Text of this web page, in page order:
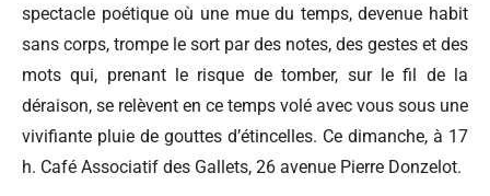
spectacle poétique où une mue du temps, devenue habit
sans corps, trompe le sort par des notes, des gestes et des
mots qui, prenant le risque de tomber, sur le fil de la
déraison, se relèvent en ce temps volé avec vous sous une
vivifiante pluie de gouttes d’étincelles. Ce dimanche, à 17
h. Café Associatif des Gallets, 26 avenue Pierre Donzelot.